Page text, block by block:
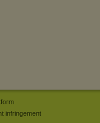
infringement